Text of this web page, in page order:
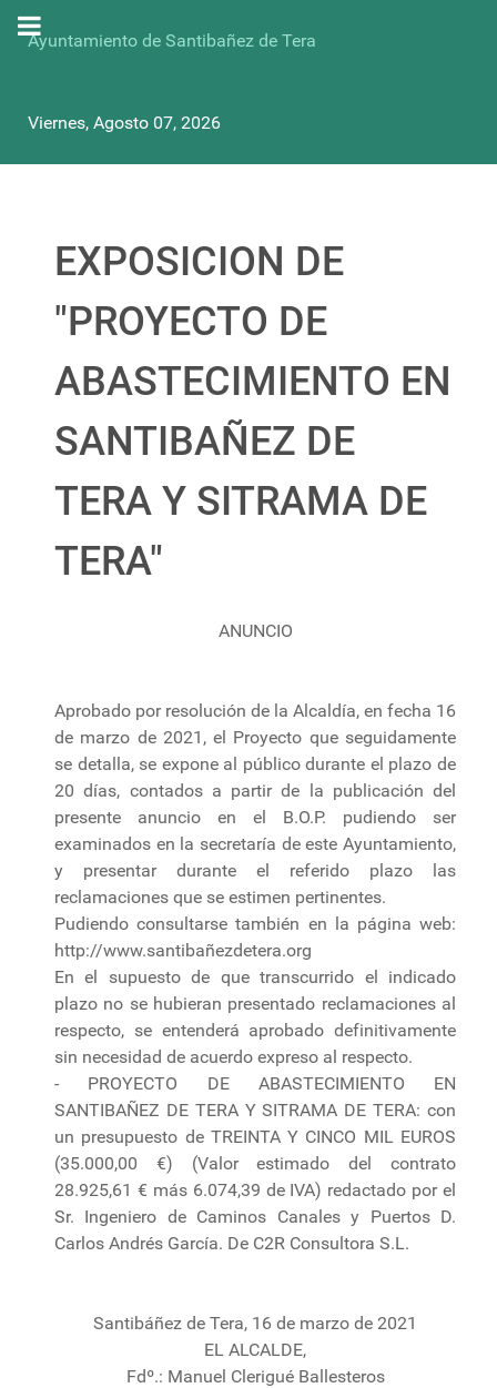
Ayuntamiento de Santibañez de Tera
Viernes, Agosto 07, 2026
EXPOSICION DE
"PROYECTO DE
ABASTECIMIENTO EN
SANTIBAÑEZ DE
TERA Y SITRAMA DE
TERA"
ANUNCIO
Aprobado por resolución de la Alcaldía, en fecha 16
de marzo de 2021, el Proyecto que seguidamente
se detalla, se expone al público durante el plazo de
20 días, contados a partir de la publicación del
presente anuncio en el B.O.P. pudiendo ser
examinados en la secretaría de este Ayuntamiento,
y presentar durante el referido plazo las
reclamaciones que se estimen pertinentes.
Pudiendo consultarse también en la página web:
http://www.santibañezdetera.org
En el supuesto de que transcurrido el indicado
plazo no se hubieran presentado reclamaciones al
respecto, se entenderá aprobado definitivamente
sin necesidad de acuerdo expreso al respecto.
- PROYECTO DE ABASTECIMIENTO EN
SANTIBAÑEZ DE TERA Y SITRAMA DE TERA: con
un presupuesto de TREINTA Y CINCO MIL EUROS
(35.000,00 €) (Valor estimado del contrato
28.925,61 € más 6.074,39 de IVA) redactado por el
Sr. Ingeniero de Caminos Canales y Puertos D.
Carlos Andrés García. De C2R Consultora S.L.
Santibáñez de Tera, 16 de marzo de 2021
EL ALCALDE,
Fdº.: Manuel Clerigué Ballesteros